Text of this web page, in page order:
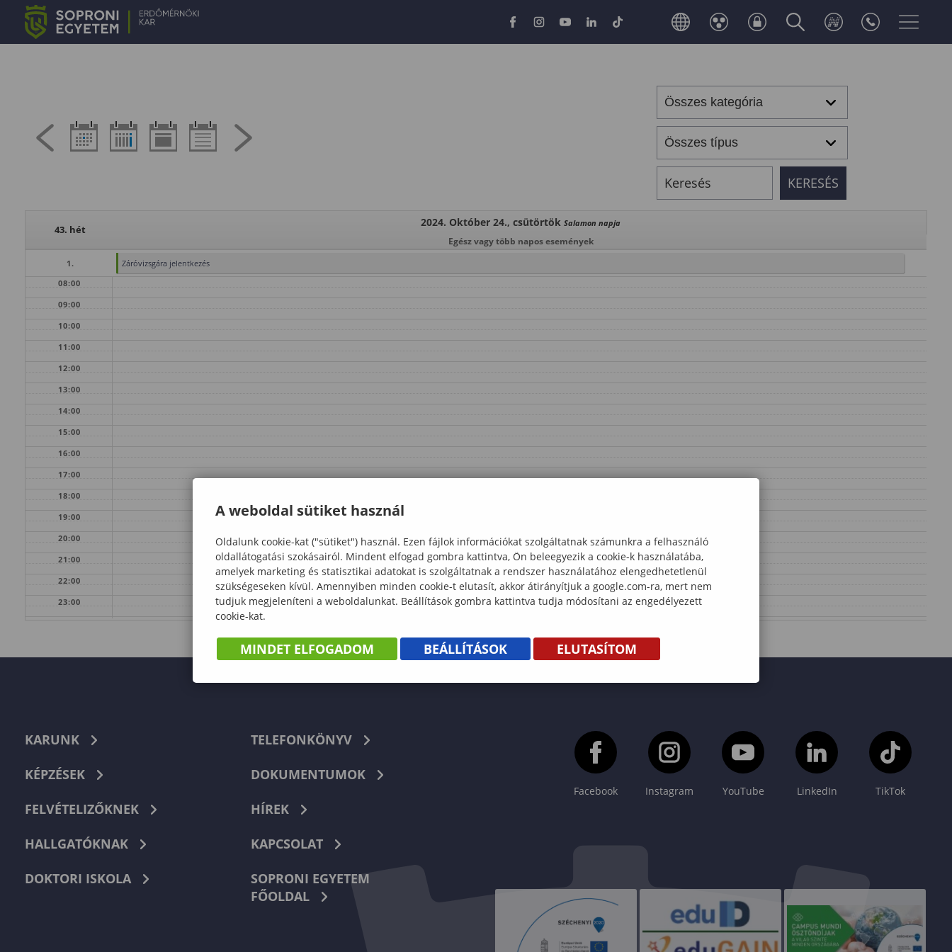
43. hét
2024. Október 24., csütörtök Salamon napja
Egész vagy több napos események
1.
Záróvizsgára jelentkezés
08:00
09:00
10:00
11:00
12:00
13:00
14:00
15:00
16:00
17:00
18:00
19:00
20:00
21:00
22:00
23:00
KARUNK
KÉPZÉSEK
FELVÉTELIZŐKNEK
HALLGATÓKNAK
DOKTORI ISKOLA
TELEFONKÖNYV
DOKUMENTUMOK
HÍREK
KAPCSOLAT
SOPRONI EGYETEM
FŐOLDAL
Facebook Instagram YouTube LinkedIn TikTok
A weboldal sütiket használ
Oldalunk cookie-kat ("sütiket") használ. Ezen fájlok információkat szolgáltatnak számunkra a felhasználó
oldallátogatási szokásairól. Mindent elfogad gombra kattintva, Ön beleegyezik a cookie-k használatába,
amelyek marketing és statisztikai adatokat is szolgáltatnak a rendszer használatához elengedhetetlenül
szükségeseken kívül. Amennyiben minden cookie-t elutasít, akkor átirányítjuk a google.com-ra, mert nem
tudjuk megjeleníteni a weboldalunkat. Beállítások gombra kattintva tudja módosítani az engedélyezett
cookie-kat.
MINDET ELFOGADOM BEÁLLÍTÁSOK ELUTASÍTOM